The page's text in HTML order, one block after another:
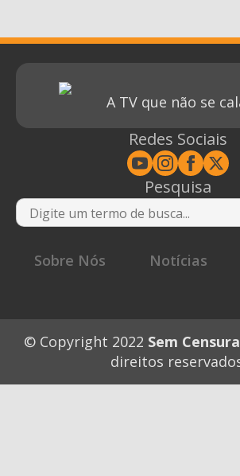
A TV que não se
Redes Sociais
Pesquisa
Sobre Nós
Notícias
© Copyright 2022 Sem
direitos